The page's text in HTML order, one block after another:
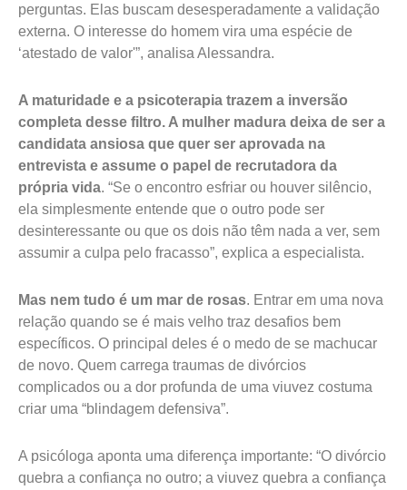
perguntas. Elas buscam desesperadamente a validação
externa. O interesse do homem vira uma espécie de
‘atestado de valor'”, analisa Alessandra.
A maturidade e a psicoterapia trazem a inversão
completa desse filtro. A mulher madura deixa de ser a
candidata ansiosa que quer ser aprovada na
entrevista e assume o papel de recrutadora da
própria vida. “Se o encontro esfriar ou houver silêncio,
ela simplesmente entende que o outro pode ser
desinteressante ou que os dois não têm nada a ver, sem
assumir a culpa pelo fracasso”, explica a especialista.
Mas nem tudo é um mar de rosas. Entrar em uma nova
relação quando se é mais velho traz desafios bem
específicos. O principal deles é o medo de se machucar
de novo. Quem carrega traumas de divórcios
complicados ou a dor profunda de uma viuvez costuma
criar uma “blindagem defensiva”.
A psicóloga aponta uma diferença importante: “O divórcio
quebra a confiança no outro; a viuvez quebra a confiança